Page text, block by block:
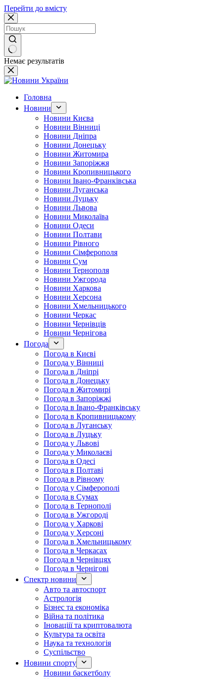
Перейти до вмісту
Немає результатів
Головна
Новини
Новини Києва
Новини Вінниці
Новини Дніпра
Новини Донецьку
Новини Житомира
Новини Запоріжжя
Новини Кропивницького
Новини Івано-Франківська
Новини Луганська
Новини Луцьку
Новини Львова
Новини Миколаїва
Новини Одеси
Новини Полтави
Новини Рівного
Новини Сімферополя
Новини Сум
Новини Тернополя
Новини Ужгорода
Новини Харкова
Новини Херсона
Новини Хмельницького
Новини Черкас
Новини Чернівців
Новини Чернігова
Погода
Погода в Києві
Погода у Вінниці
Погода в Дніпрі
Погода в Донецьку
Погода в Житомирі
Погода в Запоріжжі
Погода в Івано-Франківську
Погода в Кропивницькому
Погода в Луганську
Погода в Луцьку
Погода у Львові
Погода у Миколаєві
Погода в Одесі
Погода в Полтаві
Погода в Рівному
Погода у Сімферополі
Погода в Сумах
Погода в Тернополі
Погода в Ужгороді
Погода у Харкові
Погода у Херсоні
Погода в Хмельницькому
Погода в Черкасах
Погода в Чернівцях
Погода в Чернігові
Спектр новини
Авто та автоспорт
Астрологія
Бізнес та економіка
Війна та політика
Іноваціії та криптовалюта
Культура та освіта
Наука та технологія
Суспільство
Новини спорту
Новини баскетболу